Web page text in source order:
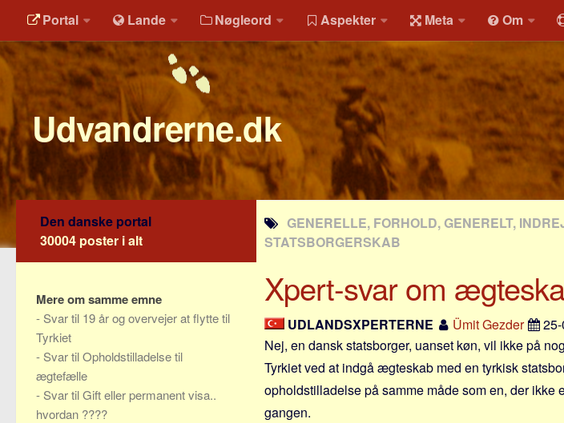
Portal Lande Nøgleord Aspekter Meta Om
Udvandrerne.dk
GENERELLE, FORHOLD, GENERELT,
STATSBORGERSKAB
Xpert-svar om
UDLANDSXPERTERNE Ümit Gezder
Nej, en dansk statsborger, uanset køn, vil ikke på
Tyrkiet ved at indgå ægteskab med en tyrkisk
opholdstilladelse på samme måde som en, der ikke
gangen.
Den danske portal
30004 poster i alt
Mere om samme emne
- Svar til 19 år og overvejer at flytte til
Tyrkiet
- Svar til Opholdstilladelse til
ægtefælle
- Svar til Gift eller permanent visa..
hvordan ????